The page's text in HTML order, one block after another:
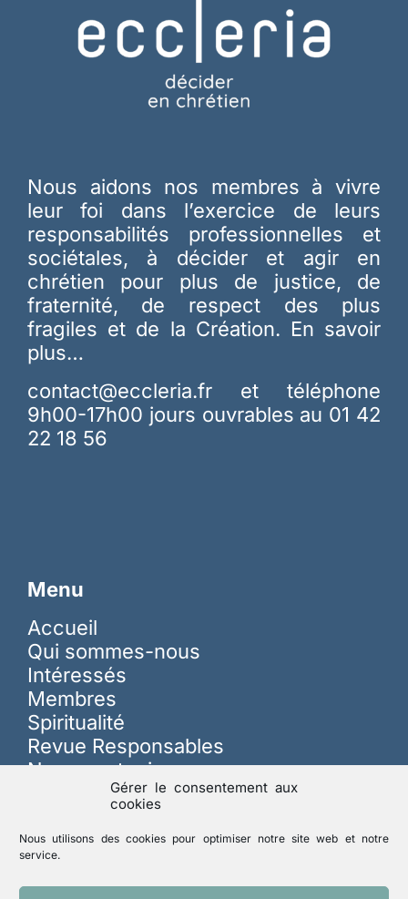
Gérer le consentement aux
cookies
Nous utilisons des cookies pour optimiser notre site web et notre
service.
Nous aidons nos membres à vivre
leur foi dans l’exercice de leurs
responsabilités professionnelles et
sociétales, à décider et agir en
chrétien pour plus de justice, de
fraternité, de respect des plus
fragiles et de la Création. En savoir
plus…
contact@eccleria.fr et téléphone
9h00-17h00 jours ouvrables au 01 42
22 18 56
Menu
Accueil
Qui sommes-nous
Intéressés
Membres
Spiritualité
Revue Responsables
Nous soutenir